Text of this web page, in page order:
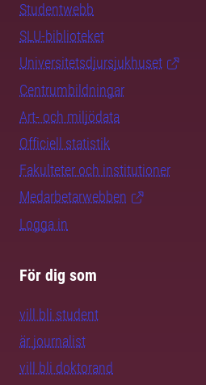
Studentwebb
SLU-biblioteket
Universitetsdjursjukhuset
Centrumbildningar
Art- och miljödata
Officiell statistik
Fakulteter och institutioner
Medarbetarwebben
Logga in
För dig som
vill bli student
är journalist
vill bli doktorand